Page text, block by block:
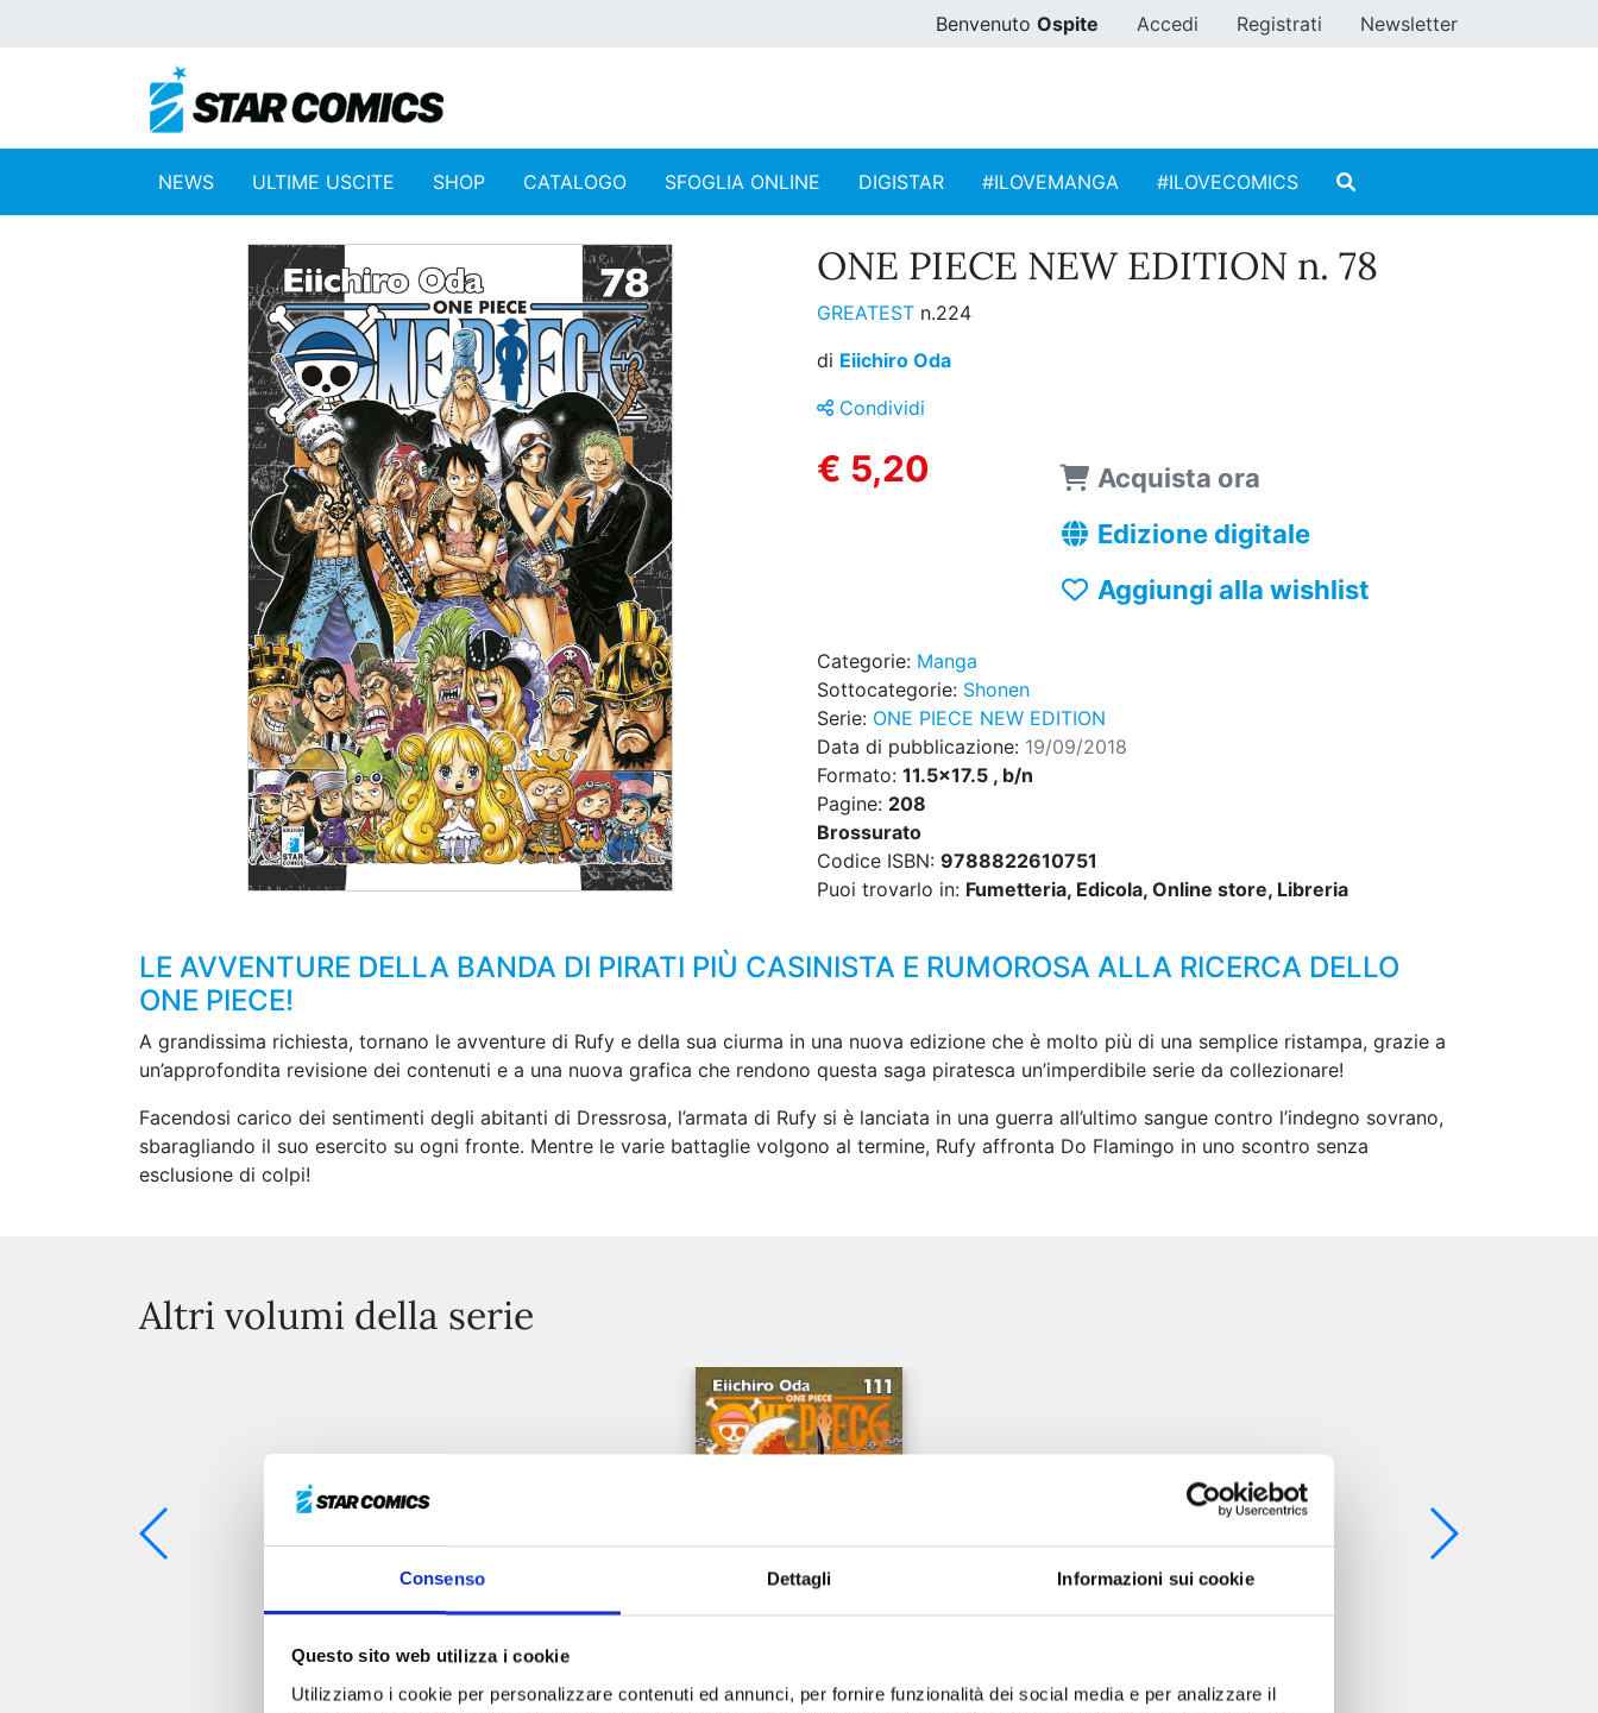
Consenso Dettagli Informazioni sui cookie
Questo sito web utilizza i cookie
Utilizziamo i cookie per personalizzare contenuti ed annunci, per fornire funzionalità dei social media e per analizzare il
Benvenuto Ospite Accedi Registrati Newsletter
NEWS ULTIME USCITE SHOP CATALOGO SFOGLIA ONLINE DIGISTAR #ILOVEMANGA #ILOVECOMICS
ONE PIECE NEW EDITION n. 78
GREATEST n.224
di Eiichiro Oda
Condividi
€ 5,20
Acquista ora
Edizione digitale
Aggiungi alla wishlist
Categorie: Manga
Sottocategorie: Shonen
Serie: ONE PIECE NEW EDITION
Data di pubblicazione: 19/09/2018
Formato: 11.5x17.5 , b/n
Pagine: 208
Brossurato
Codice ISBN: 9788822610751
Puoi trovarlo in: Fumetteria, Edicola, Online store, Libreria
LE AVVENTURE DELLA BANDA DI PIRATI PIÙ CASINISTA E RUMOROSA ALLA RICERCA DELLO
ONE PIECE!
A grandissima richiesta, tornano le avventure di Rufy e della sua ciurma in una nuova edizione che è molto più di una semplice ristampa, grazie a
un’approfondita revisione dei contenuti e a una nuova grafica che rendono questa saga piratesca un’imperdibile serie da collezionare!
Facendosi carico dei sentimenti degli abitanti di Dressrosa, l’armata di Rufy si è lanciata in una guerra all’ultimo sangue contro l’indegno sovrano,
sbaragliando il suo esercito su ogni fronte. Mentre le varie battaglie volgono al termine, Rufy affronta Do Flamingo in uno scontro senza
esclusione di colpi!
Altri volumi della serie